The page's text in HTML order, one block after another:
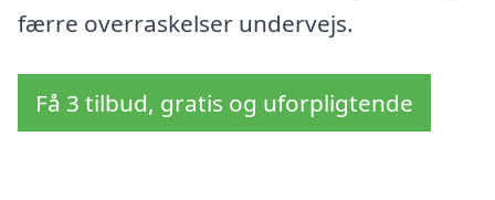
færre overraskelser undervejs.
Få 3 tilbud, gratis og uforpligtende